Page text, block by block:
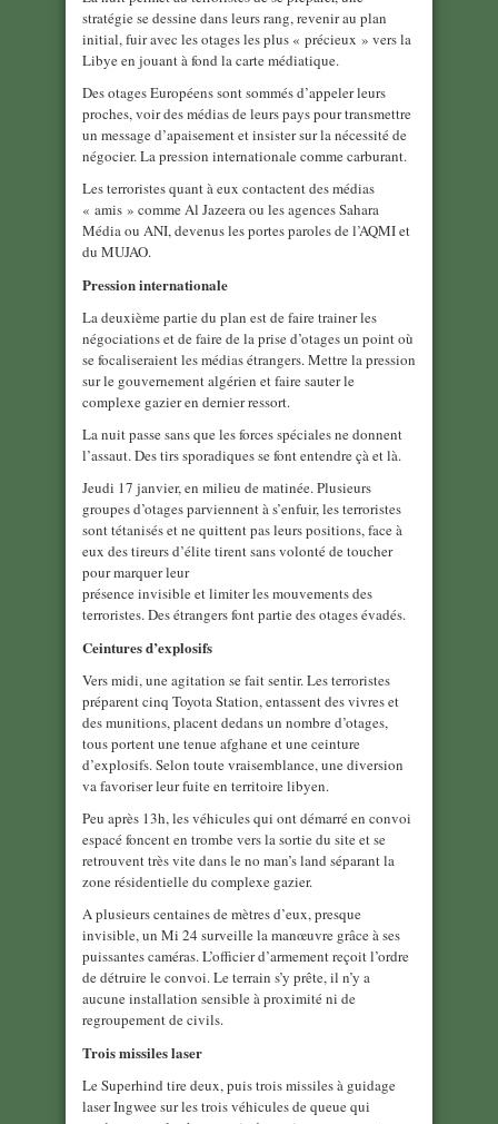
stratégie se dessine dans leurs rang, revenir au plan
initial, fuir avec les otages les plus « précieux » vers la
Libye en jouant à fond la carte médiatique.
Des otages Européens sont sommés d’appeler leurs
proches, voir des médias de leurs pays pour transmettre
un message d’apaisement et insister sur la nécessité de
négocier. La pression internationale comme carburant.
Les terroristes quant à eux contactent des médias
« amis » comme Al Jazeera ou les agences Sahara
Média ou ANI, devenus les portes paroles de l’AQMI et
du MUJAO.
Pression internationale
La deuxième partie du plan est de faire trainer les
négociations et de faire de la prise d’otages un point où
se focaliseraient les médias étrangers. Mettre la pression
sur le gouvernement algérien et faire sauter le
complexe gazier en dernier ressort.
La nuit passe sans que les forces spéciales ne donnent
l’assaut. Des tirs sporadiques se font entendre çà et là.
Jeudi 17 janvier, en milieu de matinée. Plusieurs
groupes d’otages parviennent à s’enfuir, les terroristes
sont tétanisés et ne quittent pas leurs positions, face à
eux des tireurs d’élite tirent sans volonté de toucher
pour marquer leur
présence invisible et limiter les mouvements des
terroristes. Des étrangers font partie des otages évadés.
Ceintures d’explosifs
Vers midi, une agitation se fait sentir. Les terroristes
préparent cinq Toyota Station, entassent des vivres et
des munitions, placent dedans un nombre d’otages,
tous portent une tenue afghane et une ceinture
d’explosifs. Selon toute vraisemblance, une diversion
va favoriser leur fuite en territoire libyen.
Peu après 13h, les véhicules qui ont démarré en convoi
espacé foncent en trombe vers la sortie du site et se
retrouvent très vite dans le no man’s land séparant la
zone résidentielle du complexe gazier.
A plusieurs centaines de mètres d’eux, presque
invisible, un Mi 24 surveille la manœuvre grâce à ses
puissantes caméras. L’officier d’armement reçoit l’ordre
de détruire le convoi. Le terrain s’y prête, il n’y a
aucune installation sensible à proximité ni de
regroupement de civils.
Trois missiles laser
Le Superhind tire deux, puis trois missiles à guidage
laser Ingwee sur les trois véhicules de queue qui